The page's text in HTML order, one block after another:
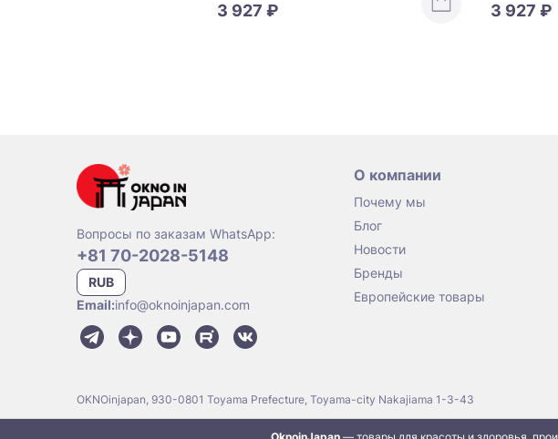
3 927 ₽ 3 927 ₽
Вопросы по заказам WhatsApp:
+81 70-2028-5148
RUB
Email:info@oknoinjapan.com
О компании
Почему мы
Блог
Новости
Бренды
Европейские товары
OKNOinjapan, 930-0801 Toyama Prefecture, Toyama-city Nakajiama 1-3-43